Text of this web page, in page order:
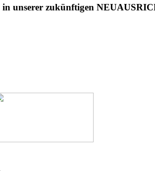
in unserer zukünftigen